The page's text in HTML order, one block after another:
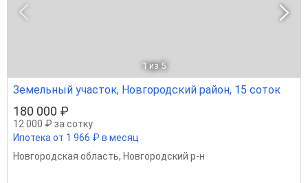
1 из 5
Земельный участок, Новгородский район, 15 соток
180 000 ₽
12 000 ₽ за сотку
Ипотека от 1 966 ₽ в месяц
Новгородская область, Новгородский р-н